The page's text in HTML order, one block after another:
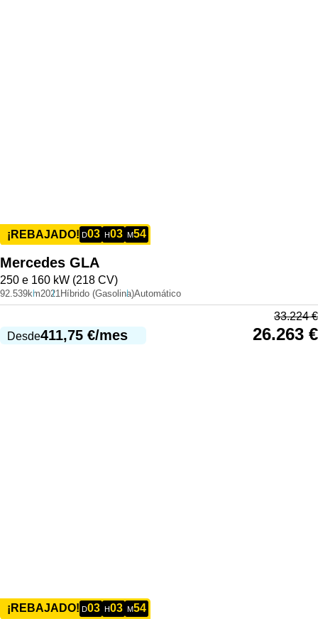
¡REBAJADO! D03 H03 M54
Mercedes GLA
250 e 160 kW (218 CV)
92.539km2021Híbrido (Gasolina)Automático
Desde411,75 €/mes
33.224€
26.263 €
¡REBAJADO! D03 H03 M54